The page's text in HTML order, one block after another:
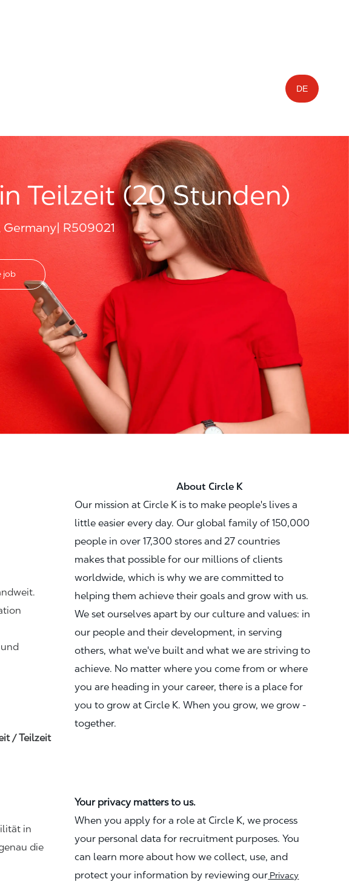
DE
Teilzeit (20 Stunden)
Germany R509021
job
/ Teilzeit
in
die
About Circle K
Our mission at Circle K is to make people's lives a
little easier every day. Our global family of 150,000
people in over 17,300 stores and 27 countries
makes that possible for our millions of clients
worldwide, which is why we are committed to
helping them achieve their goals and grow with us.
We set ourselves apart by our culture and values: in
our people and their development, in serving
others, what we've built and what we are striving to
achieve. No matter where you come from or where
you are heading in your career, there is a place for
you to grow at Circle K. When you grow, we grow -
together.
Your privacy matters to us.
When you apply for a role at Circle K, we process
your personal data for recruitment purposes. You
can learn more about how we collect, use, and
protect your information by reviewing our Privacy